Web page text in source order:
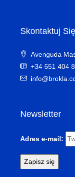
Skontaktuj
Avenguda
+34 651 404
Newsletter
Adres e-mail: